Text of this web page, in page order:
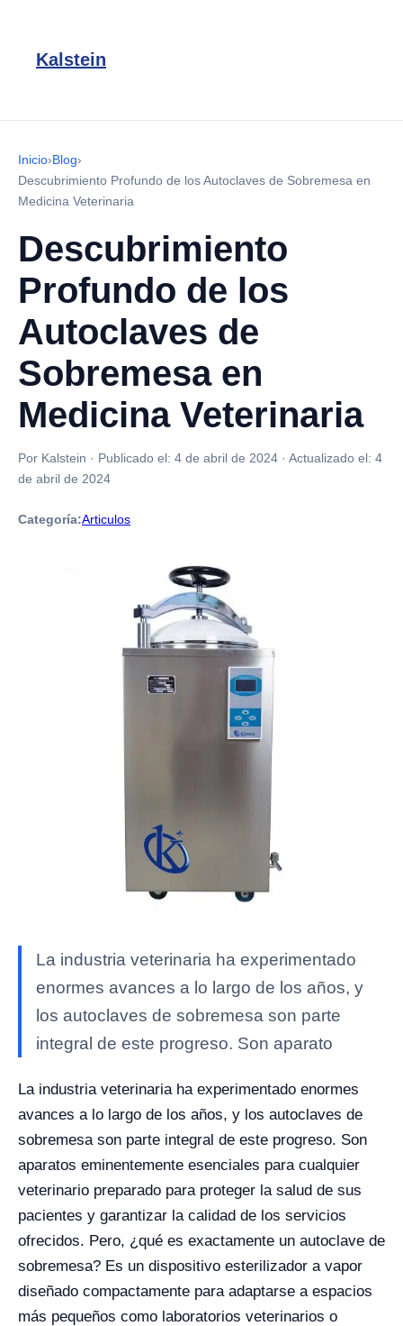
Kalstein
Inicio›Blog›
Descubrimiento Profundo de los Autoclaves de Sobremesa en
Medicina Veterinaria
Descubrimiento
Profundo de los
Autoclaves de
Sobremesa en
Medicina Veterinaria
Por Kalstein · Publicado el: 4 de abril de 2024 · Actualizado el: 4
de abril de 2024
Categoría:Articulos
La industria veterinaria ha experimentado
enormes avances a lo largo de los años, y
los autoclaves de sobremesa son parte
integral de este progreso. Son aparato
La industria veterinaria ha experimentado enormes
avances a lo largo de los años, y los autoclaves de
sobremesa son parte integral de este progreso. Son
aparatos eminentemente esenciales para cualquier
veterinario preparado para proteger la salud de sus
pacientes y garantizar la calidad de los servicios
ofrecidos. Pero, ¿qué es exactamente un autoclave de
sobremesa? Es un dispositivo esterilizador a vapor
diseñado compactamente para adaptarse a espacios
más pequeños como laboratorios veterinarios o